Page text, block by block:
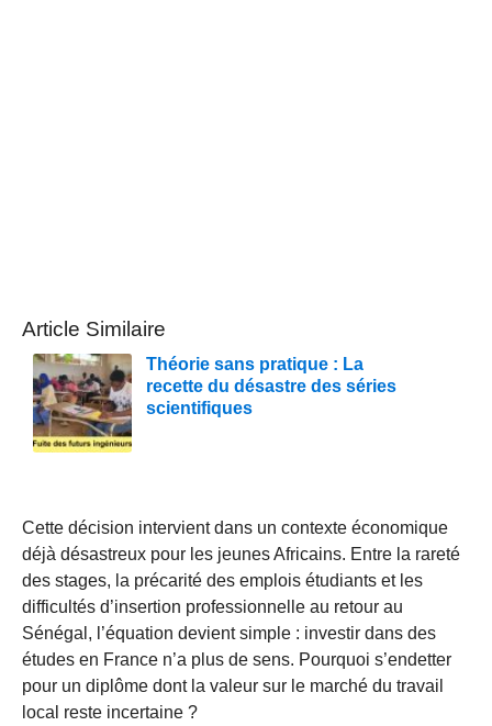
Article Similaire
Théorie sans pratique : La
recette du désastre des séries
scientifiques
Cette décision intervient dans un contexte économique
déjà désastreux pour les jeunes Africains. Entre la rareté
des stages, la précarité des emplois étudiants et les
difficultés d’insertion professionnelle au retour au
Sénégal, l’équation devient simple : investir dans des
études en France n’a plus de sens. Pourquoi s’endetter
pour un diplôme dont la valeur sur le marché du travail
local reste incertaine ?